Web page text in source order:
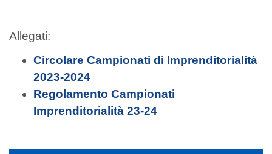
Allegati:
Circolare Campionati di Imprenditorialità
2023-2024
Regolamento Campionati
Imprenditorialità 23-24